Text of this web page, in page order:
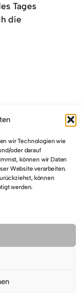
wir Technologien wie
oder darauf
können wir Daten
Website verarbeiten.
können
werden.
Tages
die
sowie des